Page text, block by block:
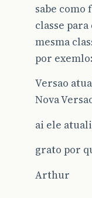
sabe como
classe
mesma
por exemlo:
Versao
Nova
ai ele
grato por
Arthur